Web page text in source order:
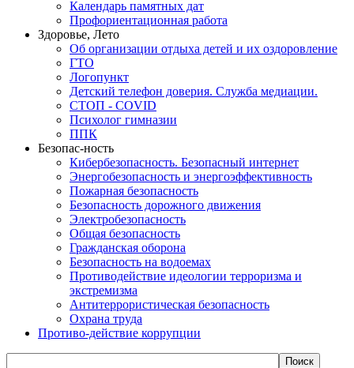
Календарь памятных дат
Профориентационная работа
Здоровье, Лето
Об организации отдыха детей и их оздоровление
ГТО
Логопункт
Детский телефон доверия. Служба медиации.
СТОП - COVID
Психолог гимназии
ППК
Безопас-ность
Кибербезопасность. Безопасный интернет
Энергобезопасность и энергоэффективность
Пожарная безопасность
Безопасность дорожного движения
Электробезопасность
Общая безопасность
Гражданская оборона
Безопасность на водоемах
Противодействие идеологии терроризма и
экстремизма
Антитеррористическая безопасность
Охрана труда
Противо-действие коррупции
Поиск